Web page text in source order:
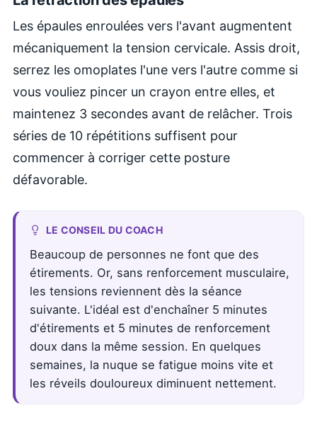
Les épaules enroulées vers l'avant augmentent
mécaniquement la tension cervicale. Assis droit,
serrez les omoplates l'une vers l'autre comme si
vous vouliez pincer un crayon entre elles, et
maintenez 3 secondes avant de relâcher. Trois
séries de 10 répétitions suffisent pour
commencer à corriger cette posture
défavorable.
LE CONSEIL DU COACH
Beaucoup de personnes ne font que des
étirements. Or, sans renforcement musculaire,
les tensions reviennent dès la séance
suivante. L'idéal est d'enchaîner 5 minutes
d'étirements et 5 minutes de renforcement
doux dans la même session. En quelques
semaines, la nuque se fatigue moins vite et
les réveils douloureux diminuent nettement.